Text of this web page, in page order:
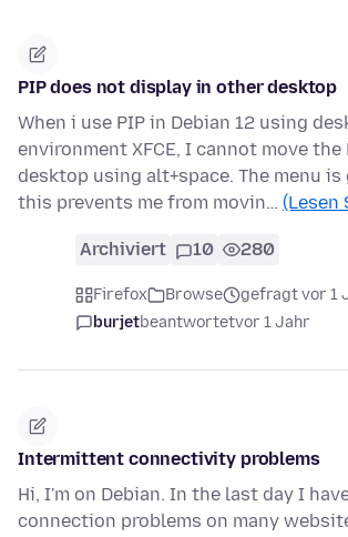
PIP does not display in other desktop
When i use PIP in Debian 12 using
environment XFCE, I cannot move
desktop using alt+space. The menu is
this prevents me from movin… (Lesen
Archiviert 10 280
Firefox Browse
gefragt vor 1
burjetbeantwortetvor 1 Jahr
Intermittent connectivity problems
Hi, I'm on Debian. In the last day I
connection problems on many